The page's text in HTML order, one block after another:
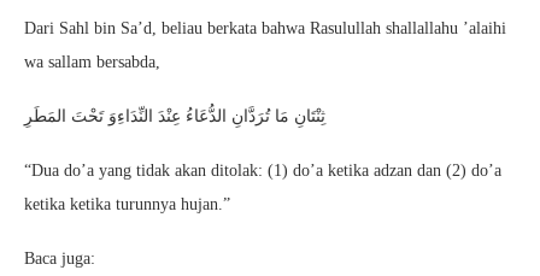
Dari Sahl bin Sa’d, beliau berkata bahwa Rasulullah shallallahu ’alaihi
wa sallam bersabda,
ثِنْتَانِ مَا تُرَدَّانِ الدُّعَاءُ عِنْدَ النِّدَاءِوَ تَحْتَ المَطَرِ
“Dua do’a yang tidak akan ditolak: (1) do’a ketika adzan dan (2) do’a
ketika ketika turunnya hujan.”
Baca juga: